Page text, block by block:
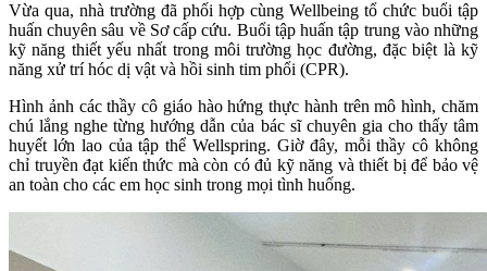
Vừa qua, nhà trường đã phối hợp cùng Wellbeing tổ chức buổi tập
huấn chuyên sâu về Sơ cấp cứu. Buổi tập huấn tập trung vào những
kỹ năng thiết yếu nhất trong môi trường học đường, đặc biệt là kỹ
năng xử trí hóc dị vật và hồi sinh tim phổi (CPR).
Hình ảnh các thầy cô giáo hào hứng thực hành trên mô hình, chăm
chú lắng nghe từng hướng dẫn của bác sĩ chuyên gia cho thấy tâm
huyết lớn lao của tập thể Wellspring. Giờ đây, mỗi thầy cô không
chỉ truyền đạt kiến thức mà còn có đủ kỹ năng và thiết bị để bảo vệ
an toàn cho các em học sinh trong mọi tình huống.